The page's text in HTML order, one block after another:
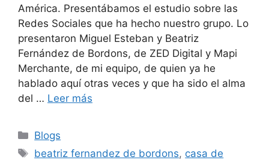
América. Presentábamos el estudio sobre las
Redes Sociales que ha hecho nuestro grupo. Lo
presentaron Miguel Esteban y Beatriz
Fernández de Bordons, de ZED Digital y Mapi
Merchante, de mi equipo, de quien ya he
hablado aquí otras veces y que ha sido el alma
del … Leer más
Categorías
Blogs
Etiquetas
beatriz fernandez de bordons, casa de